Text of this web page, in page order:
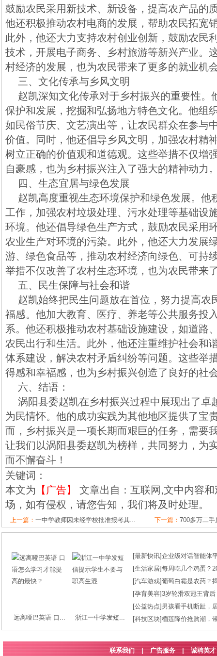
鼓励农民采用新技术、新设备，提高农产品的
他还积极推动农村电商的发展，帮助农民拓宽
此外，他还大力支持农村创业创新，鼓励农民
技术，开展电子商务、乡村旅游等新兴产业。
村经济的发展，也为农民带来了更多的就业机
三、文化传承与乡风文明
赵凯深知文化传承对于乡村振兴的重要性。
保护和发展，挖掘和弘扬地方特色文化。他组
如民俗节庆、文艺演出等，让农民群众在参与
价值。同时，他还倡导乡风文明，加强农村精
树立正确的价值观和道德观。这些举措不仅增
自豪感，也为乡村振兴注入了强大的精神动力
四、生态宜居与绿色发展
赵凯高度重视生态环境保护和绿色发展。他
工作，加强农村垃圾处理、污水处理等基础设
环境。他还倡导绿色生产方式，鼓励农民采用
农业生产对环境的污染。此外，他还大力发展
游、绿色食品等，推动农村经济向绿色、可持
举措不仅改善了农村生态环境，也为农民带来
五、民生保障与社会和谐
赵凯始终把民生问题放在首位，努力提高农
福感。他加大教育、医疗、养老等公共服务投
系。他还积极推动农村基础设施建设，如道路
农民出行和生活。此外，他还注重维护社会和
体系建设，解决农村矛盾纠纷等问题。这些举
得感和幸福感，也为乡村振兴创造了良好的社
六、结语：
涡阳县委赵凯在乡村振兴过程中展现出了卓
为民情怀。他的成功实践为其他地区提供了宝
而，乡村振兴是一项长期而艰巨的任务，需要
让我们以涡阳县委赵凯为榜样，共同努力，为
而不懈奋斗！
关键词：
本文为 【广告】
文章出自：互联网,文中内容
场，如有侵权，请您告知，我们将及时处理。
上一篇： 一中学教师因未经学校批准报考其... 下一篇： 700多万二
远离哑巴英语 口... 浙江一中学发短...
[最新快讯]企业级对话智能体
[生活家居]每周吃几个鸡蛋？
[汽车游戏]葡萄白霜是农药？
[孕育美容]3岁轮滑双冠王背
[公益热点] 男孩看手机断趾，
[科技区块]榴莲降价抢购潮，
联系我们 广告服务 | 诚聘英才